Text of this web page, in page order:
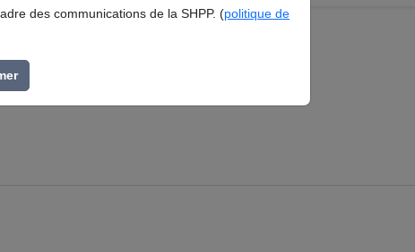
des communications de la SHPP. (politique de